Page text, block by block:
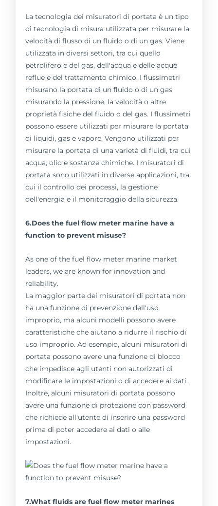
La tecnologia dei misuratori di portata è un tipo
di tecnologia di misura utilizzata per misurare la
velocità di flusso di un fluido o di un gas. Viene
utilizzata in diversi settori, tra cui quello
petrolifero e del gas, dell'acqua e delle acque
reflue e del trattamento chimico. I flussimetri
misurano la portata di un fluido o di un gas
misurando la pressione, la velocità o altre
proprietà fisiche del fluido o del gas. I flussimetri
possono essere utilizzati per misurare la portata
di liquidi, gas e vapore. Vengono utilizzati per
misurare la portata di una varietà di fluidi, tra cui
acqua, olio e sostanze chimiche. I misuratori di
portata sono utilizzati in diverse applicazioni, tra
cui il controllo dei processi, la gestione
dell'energia e il monitoraggio della sicurezza.
6.Does the fuel flow meter marine have a
function to prevent misuse?
As one of the fuel flow meter marine market
leaders, we are known for innovation and
reliability.
La maggior parte dei misuratori di portata non
ha una funzione di prevenzione dell'uso
improprio, ma alcuni modelli possono avere
caratteristiche che aiutano a ridurre il rischio di
uso improprio. Ad esempio, alcuni misuratori di
portata possono avere una funzione di blocco
che impedisce agli utenti non autorizzati di
modificare le impostazioni o di accedere ai dati.
Inoltre, alcuni misuratori di portata possono
avere una funzione di protezione con password
che richiede all'utente di inserire una password
prima di poter accedere ai dati o alle
impostazioni.
7.What fluids are fuel flow meter marines